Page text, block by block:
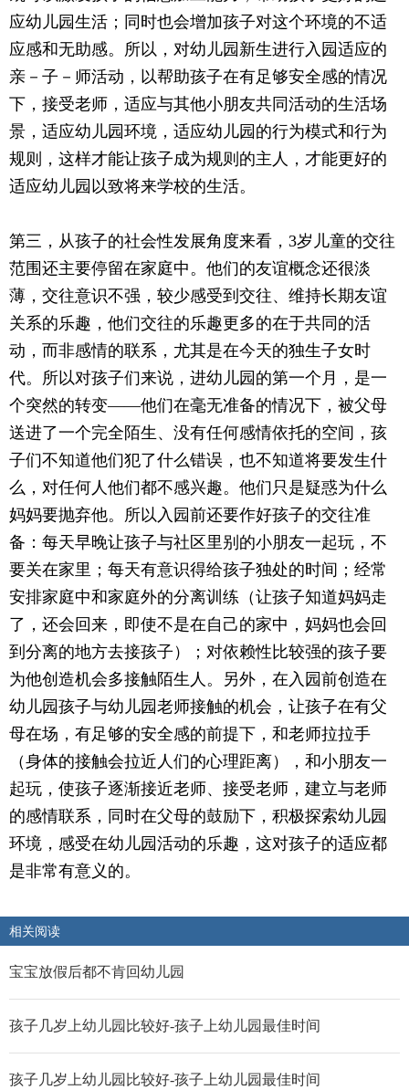
应幼儿园生活；同时也会增加孩子对这个环境的不适
应感和无助感。所以，对幼儿园新生进行入园适应的
亲－子－师活动，以帮助孩子在有足够安全感的情况
下，接受老师，适应与其他小朋友共同活动的生活场
景，适应幼儿园环境，适应幼儿园的行为模式和行为
规则，这样才能让孩子成为规则的主人，才能更好的
适应幼儿园以致将来学校的生活。
第三，从孩子的社会性发展角度来看，3岁儿童的交往
范围还主要停留在家庭中。他们的友谊概念还很淡
薄，交往意识不强，较少感受到交往、维持长期友谊
关系的乐趣，他们交往的乐趣更多的在于共同的活
动，而非感情的联系，尤其是在今天的独生子女时
代。所以对孩子们来说，进幼儿园的第一个月，是一
个突然的转变――他们在毫无准备的情况下，被父母
送进了一个完全陌生、没有任何感情依托的空间，孩
子们不知道他们犯了什么错误，也不知道将要发生什
么，对任何人他们都不感兴趣。他们只是疑惑为什么
妈妈要抛弃他。所以入园前还要作好孩子的交往准
备：每天早晚让孩子与社区里别的小朋友一起玩，不
要关在家里；每天有意识得给孩子独处的时间；经常
安排家庭中和家庭外的分离训练（让孩子知道妈妈走
了，还会回来，即使不是在自己的家中，妈妈也会回
到分离的地方去接孩子）；对依赖性比较强的孩子要
为他创造机会多接触陌生人。另外，在入园前创造在
幼儿园孩子与幼儿园老师接触的机会，让孩子在有父
母在场，有足够的安全感的前提下，和老师拉拉手
（身体的接触会拉近人们的心理距离），和小朋友一
起玩，使孩子逐渐接近老师、接受老师，建立与老师
的感情联系，同时在父母的鼓励下，积极探索幼儿园
环境，感受在幼儿园活动的乐趣，这对孩子的适应都
是非常有意义的。
相关阅读
宝宝放假后都不肯回幼儿园
孩子几岁上幼儿园比较好-孩子上幼儿园最佳时间
孩子几岁上幼儿园比较好-孩子上幼儿园最佳时间